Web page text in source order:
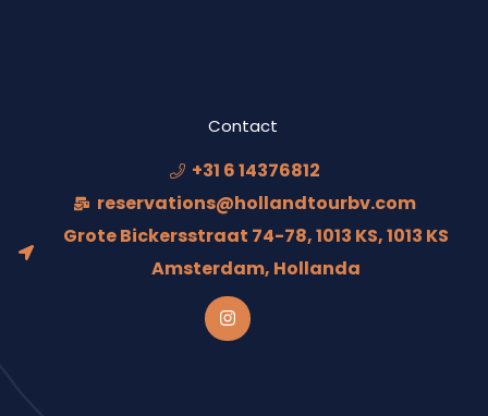
Contact
+31 6 14376812
reservations@hollandtourbv.com
Grote Bickersstraat 74-78, 1013 KS, 1013 KS
Amsterdam, Hollanda